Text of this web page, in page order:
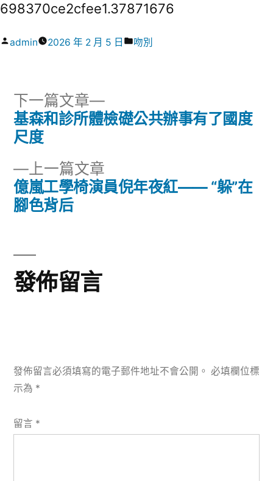
698370ce2cfee1.37871676
作
admin 2026 年 2 月 5 日
分
吻別
文
導
覽
上一篇文章
一
億嵐工學椅演員倪年夜紅—— “躲”在
腳色背后
下一篇文章
下
一
基森和診所體檢礎公共辦事有了國度
尺度
發佈留言
發佈留言必須填寫的電子郵件地址不會公開。 必填欄位標
示為 *
留言 *